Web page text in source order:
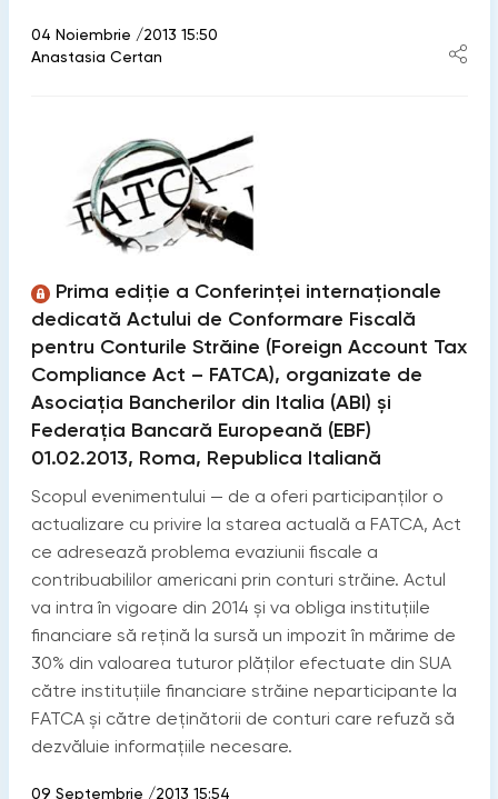
04 Noiembrie /2013 15:50
Anastasia Certan
Prima ediţie a Conferinţei internaţionale
dedicată Actului de Conformare Fiscală
pentru Conturile Străine (Foreign Account Tax
Compliance Act – FATCA), organizate de
Asociaţia Bancherilor din Italia (ABI) şi
Federaţia Bancară Europeană (EBF)
01.02.2013, Roma, Republica Italiană
Scopul evenimentului — de a oferi participanţilor o
actualizare cu privire la starea actuală a FATCA, Act
ce adresează problema evaziunii fiscale a
contribuabililor americani prin conturi străine. Actul
va intra în vigoare din 2014 şi va obliga instituţiile
financiare să reţină la sursă un impozit în mărime de
30% din valoarea tuturor plăţilor efectuate din SUA
către instituţiile financiare străine neparticipante la
FATCA şi către deţinătorii de conturi care refuză să
dezvăluie informaţiile necesare.
09 Septembrie /2013 15:54